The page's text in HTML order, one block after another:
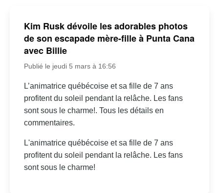
Kim Rusk dévoile les adorables photos
de son escapade mère-fille à Punta Cana
avec Billie
Publié le jeudi 5 mars à 16:56
L’animatrice québécoise et sa fille de 7 ans
profitent du soleil pendant la relâche. Les fans
sont sous le charme!. Tous les détails en
commentaires.
L'animatrice québécoise et sa fille de 7 ans
profitent du soleil pendant la relâche. Les fans
sont sous le charme!